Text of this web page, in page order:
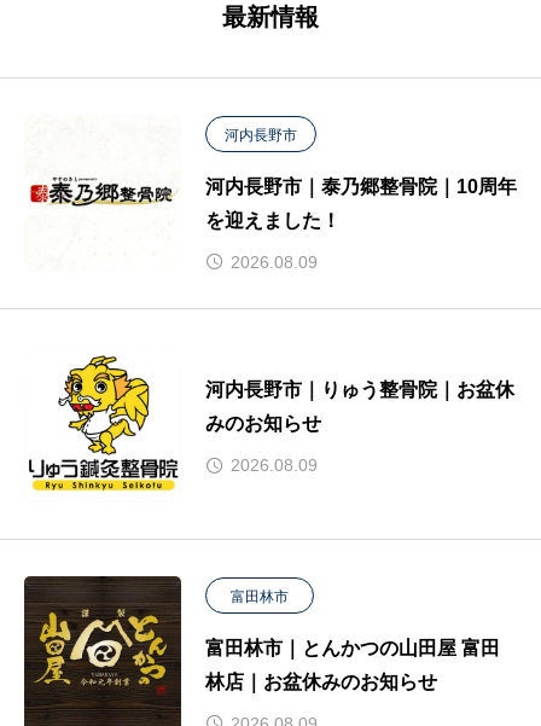
最新情報
河内長野市
河内長野市｜泰乃郷整骨院｜10周年
を迎えました！
2026.08.09
河内長野市｜りゅう整骨院｜お盆休
みのお知らせ
2026.08.09
富田林市
富田林市｜とんかつの山田屋 富田
林店｜お盆休みのお知らせ